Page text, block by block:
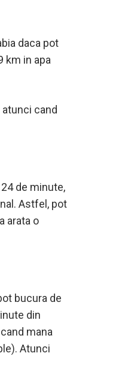
daca pot
km in apa
cand
de minute,
Astfel, pot
arata o
bucura de
din
mana
Atunci